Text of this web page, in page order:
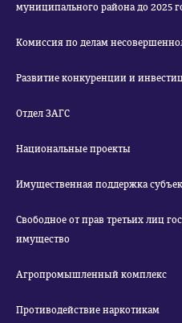
муниципального района до 2025
Комиссия по делам
Развитие конкуренции и
Отдел ЗАГС
Национальные проекты
Имущественная поддержка
Свободное от прав третьих лиц
имущество
Агропромышленный комплекс
Противодействие наркотикам